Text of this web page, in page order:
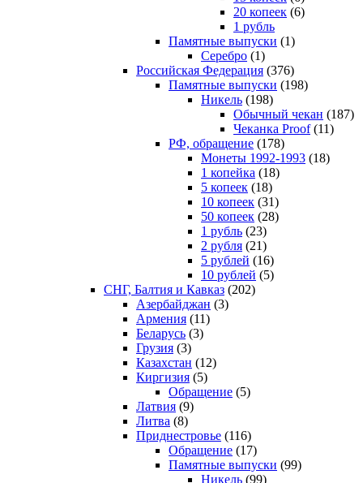
20 копеек (6)
1 рубль
Памятные выпуски (1)
Серебро (1)
Российская Федерация (376)
Памятные выпуски (198)
Никель (198)
Обычный чекан (187)
Чеканка Proof(11)
РФ, обращение (178)
Монеты 1992-1993 (18)
1 копейка (18)
5 копеек (18)
10 копеек (31)
50 копеек (28)
1 рубль (23)
2 рубля (21)
5 рублей (16)
10 рублей (5)
СНГ, Балтия и Кавказ (202)
Азербайджан (3)
Армения (11)
Беларусь (3)
Грузия (3)
Казахстан (12)
Киргизия (5)
Обращение (5)
Латвия (9)
Литва (8)
Приднестровье (116)
Обращение (17)
Памятные выпуски (99)
Никель (99)